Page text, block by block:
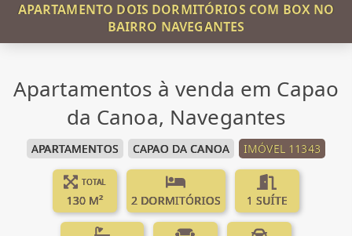
APARTAMENTO DOIS DORMITÓRIOS COM BOX NO
BAIRRO NAVEGANTES
Apartamentos à venda em Capao
da Canoa, Navegantes
APARTAMENTOS CAPAO DA CANOA IMÓVEL 11343
TOTAL
130 M² 2 DORMITÓRIOS 1 SUÍTE